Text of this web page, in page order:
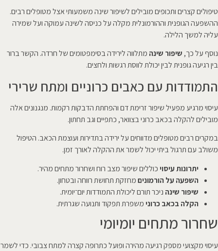
טיפולים קצרים ותכופים מובילים לשיפור שינה משמעותי אצל מטופלים רבים.
ההשפעה הגופנית וההורמונלית מקלה על כניסה לשינה עמוקה ועל שמירה
עליה למשך הלילה.
נוסף על כך, שיפור שינה מתלווה לירידה בסימפטומים של חרדה. הקשר ברור
בין רגיעה גופנית לבין יכולת לווסת רגשות ולחצים.
התמודדות עם כאבים כרוניים ומתח שרירי
עיסוי מרגיע מפעיל שיפור זרימת דם והפחתת הדבקות רקמות. מנגנונים אלה
מובילים להקלה בכאב כרוני בצוואר, כתפיים וגב תחתון.
במקרים רבים מטופלים מדווחים על ירידה בתדירות ועוצמת הכאב. הטיפול
משולב עם תרגול ביתי יכול לשמר את ההקלה לאורך זמן.
יתרונות עיסוי כוללים שיפור מצב רוח ושחרור מתחים מהיר.
השפעה על הורמוניםמחזקת תחושת רווחה ובטחון.
שיפור שינה ניכר תורם ליכולת התמודדות יום־יומית.
הקלה בכאב כרוני משפרת תפקוד ותנועה שגרתית.
שחרור מתחים יומיומי
עיסוי מקצועי מספק רגיעה מהירה ופועל כתרופה קצרה למתח צבובי. כדי לשמר